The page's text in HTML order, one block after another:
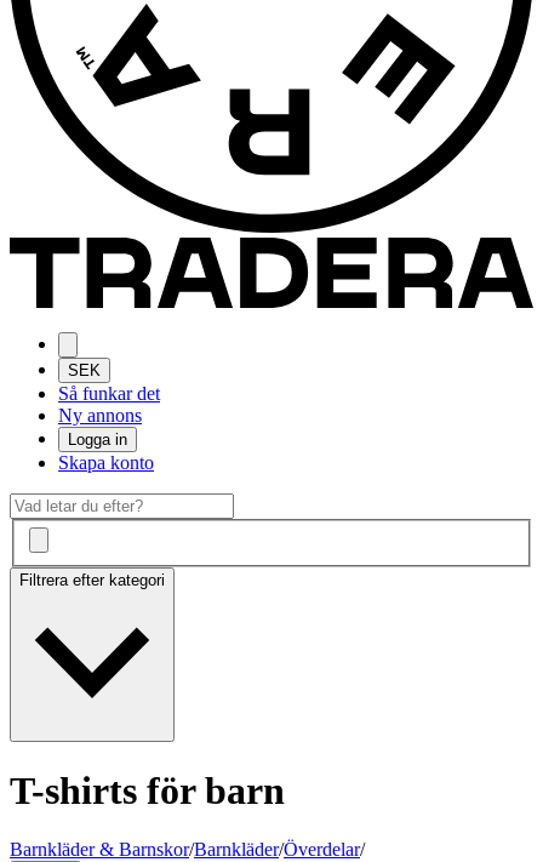
SEK
Så funkar det
Ny annons
Logga in
Skapa konto
Filtrera efter kategori
T-shirts för barn
Barnkläder & Barnskor/Barnkläder/Överdelar/